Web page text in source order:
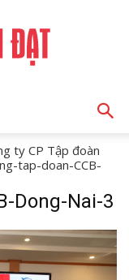
ty CP Tập đoàn
tap-doan-CCB-
Dong-Nai-3